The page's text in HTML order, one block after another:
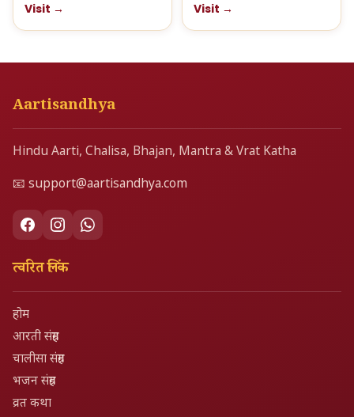
Visit → Visit →
Aartisandhya
Hindu Aarti, Chalisa, Bhajan, Mantra & Vrat Katha
📧 support@aartisandhya.com
त्वरित लिंक
होम
आरती संग्रह
चालीसा संग्रह
भजन संग्रह
व्रत कथा